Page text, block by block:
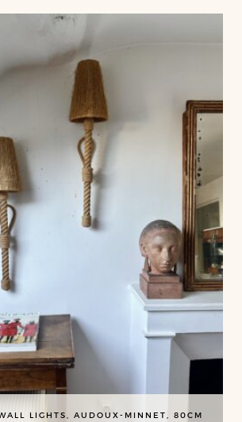
LIGHTS, AUDOUX-MINNET, 80CM